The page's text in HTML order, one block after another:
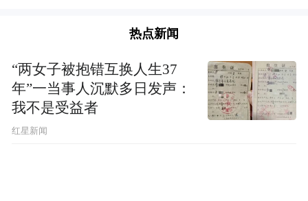
热点新闻
“两女子被抱错互换人生37
年”一当事人沉默多日发声：
我不是受益者
红星新闻